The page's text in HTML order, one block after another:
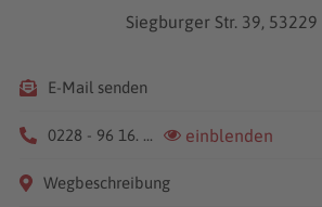
Siegburger Str. 39, 53229
E-Mail senden
0228 - 96 16. ... einblenden
Wegbeschreibung